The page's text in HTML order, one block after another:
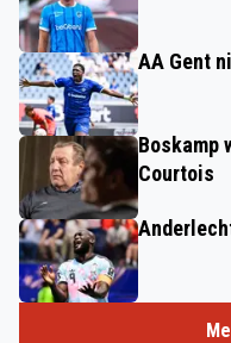
AA Gent
Boskamp
Courtois